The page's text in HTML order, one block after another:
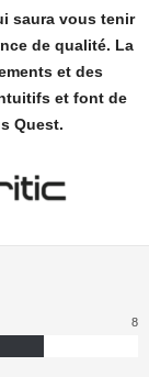
saura vous tenir
de qualité. La
et des
et font de
Quest.
8